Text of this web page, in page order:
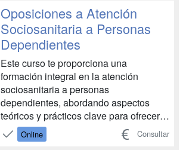
Oposiciones a Atención
Sociosanitaria a Personas
Dependientes
Este curso te proporciona una
formación integral en la atención
sociosanitaria a personas
dependientes, abordando aspectos
teóricos y prácticos clave para ofrecer
una atención de calidad. Aprenderás a
evaluar las necesidades de los
Online Consultar